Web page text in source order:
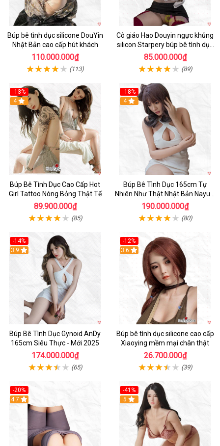
Búp bê tình dục silicone DouYin
Nhật Bản cao cấp hút khách
110.000.000₫
(113)
Cô giáo Hao Douyin ngực khủng
silicon Starpery búp bê tình dục
cao cấp 172cm
85.000.000₫
(89)
-13%
4
Búp Bê Tình Dục Cao Cấp Hot
Girl Tattoo Nóng Bỏng Thật Tế
89.900.000₫
(85)
-18%
4
Búp Bê Tình Dục 165cm Tự
Nhiên Như Thật Nhật Bản Nayuki
Cao Cấp
190.000.000₫
(80)
-14%
3.9
Búp Bê Tình Dục Gynoid AnDy
165cm Siêu Thực - Mới 2025
174.000.000₫
(65)
-12%
3.6
Búp bê tình dục silicone cao cấp
Xiaoying mềm mại chân thật
26.700.000₫
(39)
-20%
Hot
4.7
-41%
5